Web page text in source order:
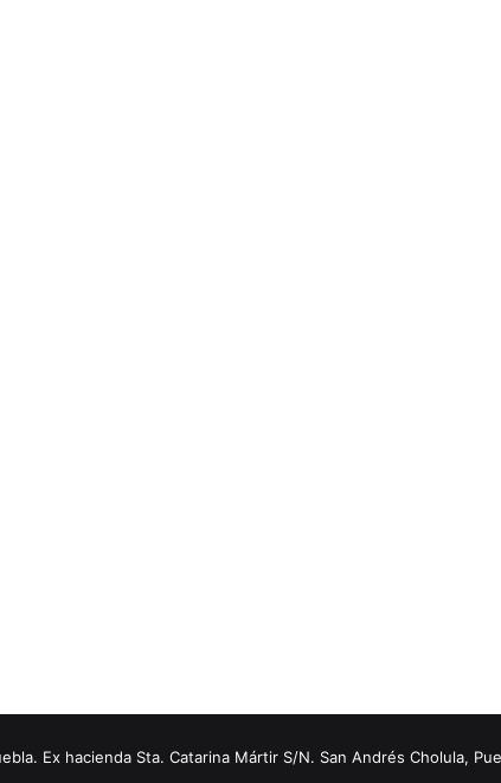
Ex hacienda Sta. Catarina Mártir S/N. San Andrés Cholula,